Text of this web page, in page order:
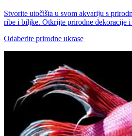
Stvorite utočišta u svom akvariju s
ribe i biljke. Otkrijte prirodne dekoracije
Odaberite prirodne ukrase